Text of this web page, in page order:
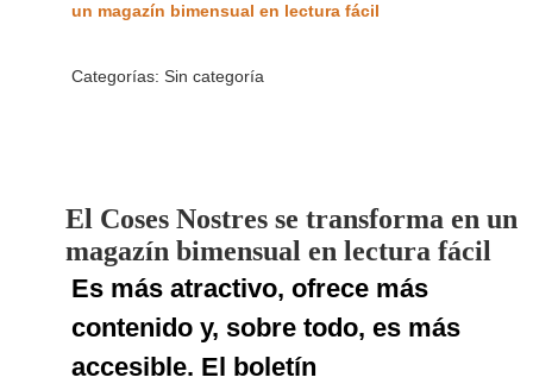
El Coses Nostres se transforma en un
magazín bimensual en lectura fácil
un magazín bimensual en lectura fácil
Categorías: Sin categoría
Es más atractivo, ofrece más
contenido y, sobre todo, es más
accesible. El boletín